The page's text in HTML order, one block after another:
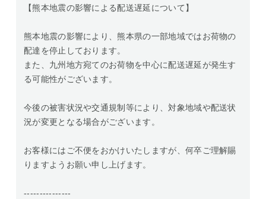
【熊本地震の影響による配送遅延について】
熊本地震の影響により、熊本県の一部地域ではお荷物の
配達を停止しております。
また、九州地方宛てのお荷物を中心に配送遅延が発生す
る可能性がございます。
今後の被害状況や交通規制等により、対象地域や配送状
況が変更となる場合がございます。
お客様にはご不便をおかけいたしますが、何卒ご理解賜
りますようお願い申し上げます。
---------------